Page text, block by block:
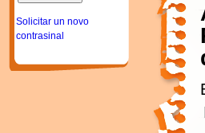
Solicitar un novo
contrasinal